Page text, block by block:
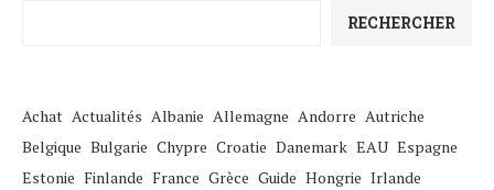
RECHERCHER
Achat Actualités Albanie Allemagne Andorre Autriche
Belgique Bulgarie Chypre Croatie Danemark EAU Espagne
Estonie Finlande France Grèce Guide Hongrie Irlande